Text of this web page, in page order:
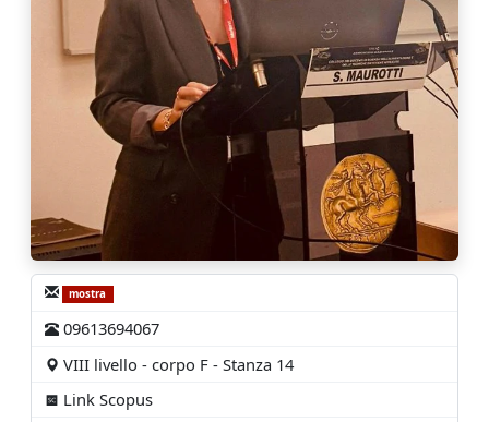
mostra
09613694067
VIII livello - corpo F - Stanza 14
Link Scopus